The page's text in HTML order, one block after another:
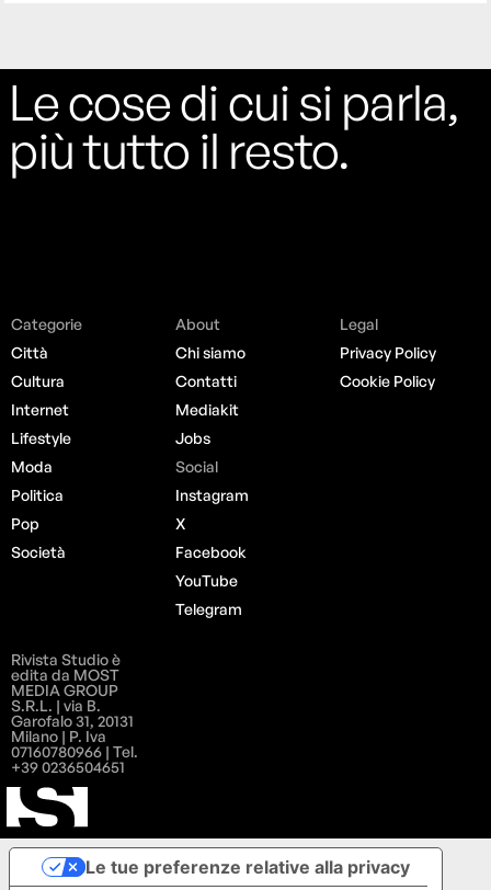
Le cose di cui si parla,
più tutto il resto.
Categorie
Città
Cultura
Internet
Lifestyle
Moda
Politica
Pop
Società
About
Chi siamo
Contatti
Mediakit
Jobs
Social
Instagram
X
Facebook
YouTube
Telegram
Legal
Privacy Policy
Cookie Policy
Rivista Studio è
edita da MOST
MEDIA GROUP
S.R.L. | via B.
Garofalo 31, 20131
Milano | P. Iva
07160780966 | Tel.
+39 0236504651
Le tue preferenze relative alla privacy